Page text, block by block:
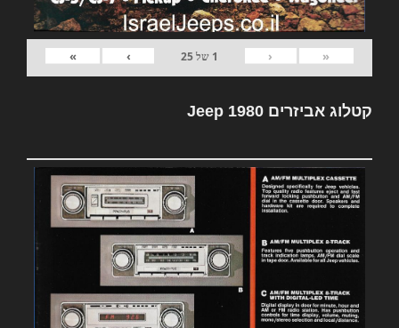
«
‹
1 של25
›
»
קטלוג אביזרים Jeep 1980